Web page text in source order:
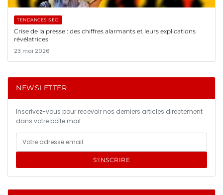
TENDANCES SEO
Crise de la presse : des chiffres alarmants et leurs explications
révélatrices
23 mai 2026
NEWSLETTER
Inscrivez-vous pour recevoir nos derniers articles directement
dans votre boîte mail.
S'INSCRIRE